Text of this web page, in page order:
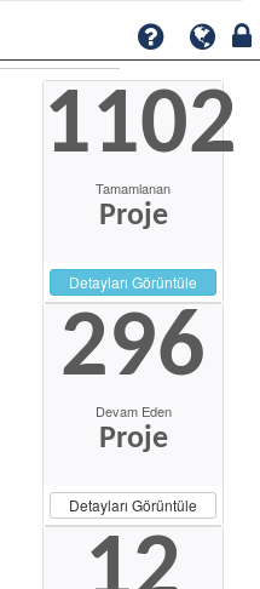
1102
Tamamlanan
Proje
Detayları Görüntüle
296
Devam Eden
Proje
Detayları Görüntüle